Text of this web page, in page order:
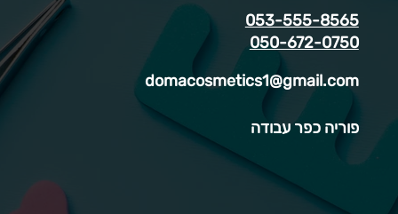
053-555-8565
050-672-0750
domacosmetics1@gmail.com
פוריה כפר עבודה